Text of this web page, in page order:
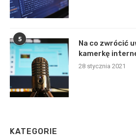
5
Na co zwrócić
kamerkę
28 stycznia 2021
KATEGORIE